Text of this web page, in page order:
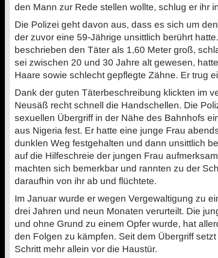
den Mann zur Rede stellen wollte, schlug er ihr
Die Polizei geht davon aus, dass es sich um
der zuvor eine 59-Jährige unsittlich berührt
beschrieben den Täter als 1,60 Meter groß,
sei zwischen 20 und 30 Jahre alt gewesen,
Haare sowie schlecht gepflegte Zähne. Er trug
Dank der guten Täterbeschreibung klickten im
Neusäß recht schnell die Handschellen. Die
sexuellen Übergriff in der Nähe des Bahnhofs
aus Nigeria fest. Er hatte eine junge Frau
dunklen Weg festgehalten und dann unsittlich
auf die Hilfeschreie der jungen Frau
machten sich bemerkbar und rannten zu der
daraufhin von ihr ab und flüchtete.
Im Januar wurde er wegen Vergewaltigung zu
drei Jahren und neun Monaten verurteilt. Die
und ohne Grund zu einem Opfer wurde, hat
den Folgen zu kämpfen. Seit dem Übergriff
Schritt mehr allein vor die Haustür.